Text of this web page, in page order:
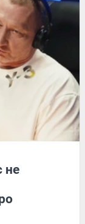
не